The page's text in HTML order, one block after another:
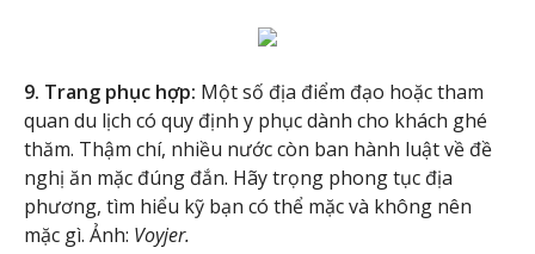
9. Trang phục hợp: Một số địa điểm đạo hoặc tham
quan du lịch có quy định y phục dành cho khách ghé
thăm. Thậm chí, nhiều nước còn ban hành luật về đề
nghị ăn mặc đúng đắn. Hãy trọng phong tục địa
phương, tìm hiểu kỹ bạn có thể mặc và không nên
mặc gì. Ảnh: Voyjer.